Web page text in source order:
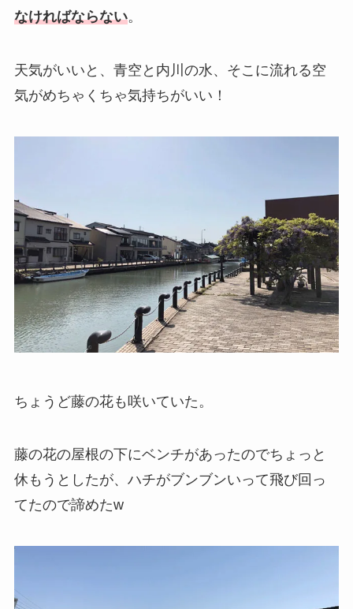
なければならない。
天気がいいと、青空と内川の水、そこに流れる空
気がめちゃくちゃ気持ちがいい！
ちょうど藤の花も咲いていた。
藤の花の屋根の下にベンチがあったのでちょっと
休もうとしたが、ハチがブンブンいって飛び回っ
てたので諦めたw